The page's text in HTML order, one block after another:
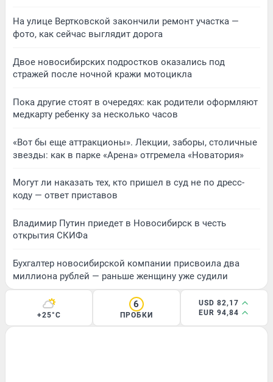
На улице Вертковской закончили ремонт участка —
фото, как сейчас выглядит дорога
Двое новосибирских подростков оказались под
стражей после ночной кражи мотоцикла
Пока другие стоят в очередях: как родители оформляют
медкарту ребенку за несколько часов
«Вот бы еще аттракционы». Лекции, заборы, столичные
звезды: как в парке «Арена» отгремела «Новатория»
Могут ли наказать тех, кто пришел в суд не по дресс-
коду — ответ приставов
Владимир Путин приедет в Новосибирск в честь
открытия СКИФа
Бухгалтер новосибирской компании присвоила два
миллиона рублей — раньше женщину уже судили
+25°C
6
ПРОБКИ
USD 82,17
EUR 94,84